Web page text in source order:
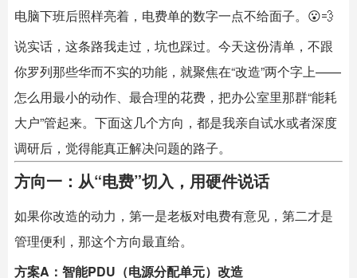
电脑下班后照样亮着，电费单的数字一点不给面子。😮💨
说实话，这条路我走过，坑也踩过。今天这份清单，不跟
你罗列那些华而不实的功能，就聚焦在“改造”两个字上——
怎么用最小的动作、最合理的花费，把办公室里那群“能耗
大户”管起来。下面这几个方向，都是我亲自试水或者深度
调研后，觉得能真正解决问题的路子。
方向一：从“电费”切入，用硬件说话
如果你改造的动力，第一是老板对电费有意见，第二才是
管理便利，那这个方向最直给。
方案A：智能PDU（电源分配单元）改造